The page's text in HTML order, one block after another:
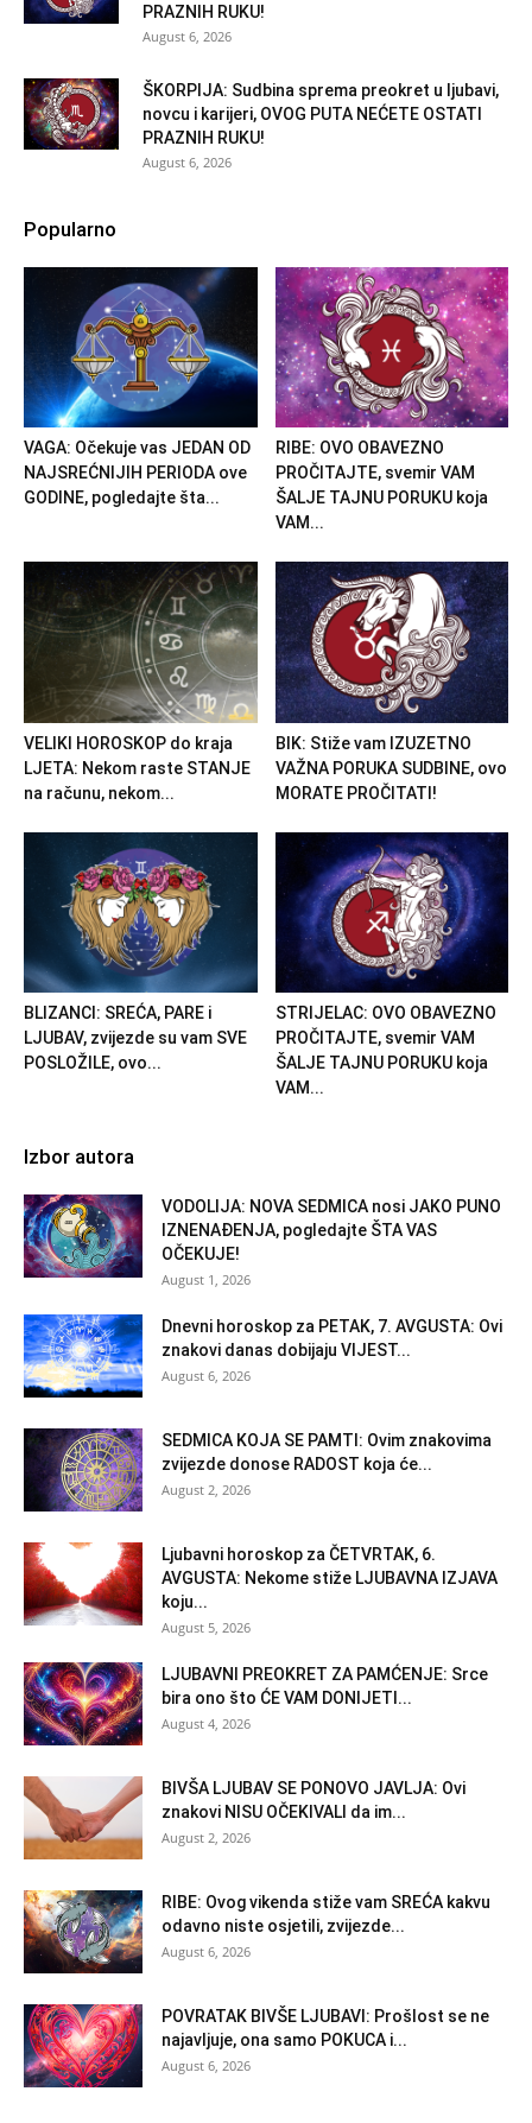
PRAZNIH RUKU!
August 6, 2026
ŠKORPIJA: Sudbina sprema preokret u ljubavi,
novcu i karijeri, OVOG PUTA NEĆETE OSTATI
PRAZNIH RUKU!
August 6, 2026
Popularno
VAGA: Očekuje vas JEDAN OD
NAJSREĆNIJIH PERIODA ove
GODINE, pogledajte šta...
RIBE: OVO OBAVEZNO
PROČITAJTE, svemir VAM
ŠALJE TAJNU PORUKU koja
VAM...
VELIKI HOROSKOP do kraja
LJETA: Nekom raste STANJE
na računu, nekom...
BIK: Stiže vam IZUZETNO
VAŽNA PORUKA SUDBINE, ovo
MORATE PROČITATI!
BLIZANCI: SREĆA, PARE i
LJUBAV, zvijezde su vam SVE
POSLOŽILE, ovo...
STRIJELAC: OVO OBAVEZNO
PROČITAJTE, svemir VAM
ŠALJE TAJNU PORUKU koja
VAM...
Izbor autora
VODOLIJA: NOVA SEDMICA nosi JAKO PUNO
IZNENAĐENJA, pogledajte ŠTA VAS
OČEKUJE!
August 1, 2026
Dnevni horoskop za PETAK, 7. AVGUSTA: Ovi
znakovi danas dobijaju VIJEST...
August 6, 2026
SEDMICA KOJA SE PAMTI: Ovim znakovima
zvijezde donose RADOST koja će...
August 2, 2026
Ljubavni horoskop za ČETVRTAK, 6.
AVGUSTA: Nekome stiže LJUBAVNA IZJAVA
koju...
August 5, 2026
LJUBAVNI PREOKRET ZA PAMĆENJE: Srce
bira ono što ĆE VAM DONIJETI...
August 4, 2026
BIVŠA LJUBAV SE PONOVO JAVLJA: Ovi
znakovi NISU OČEKIVALI da im...
August 2, 2026
RIBE: Ovog vikenda stiže vam SREĆA kakvu
odavno niste osjetili, zvijezde...
August 6, 2026
POVRATAK BIVŠE LJUBAVI: Prošlost se ne
najavljuje, ona samo POKUCA i...
August 6, 2026